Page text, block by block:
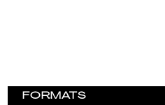
FORMATS